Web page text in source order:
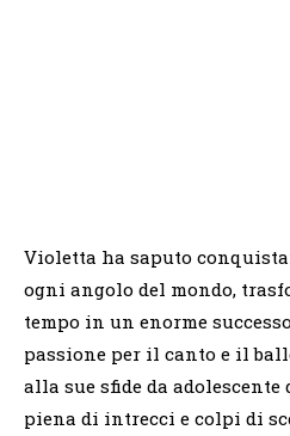
Violetta ha saputo
ogni angolo del mondo,
tempo in un enorme
passione per il canto e il
alla sue sfide da
piena di intrecci e colpi di